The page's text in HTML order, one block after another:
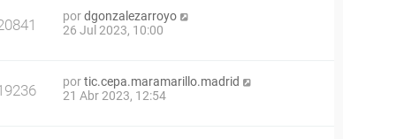
pordgonzalezarroyo
26 Jul 2023, 10:00
portic.cepa.maramarillo.madrid
21 Abr 2023, 12:54